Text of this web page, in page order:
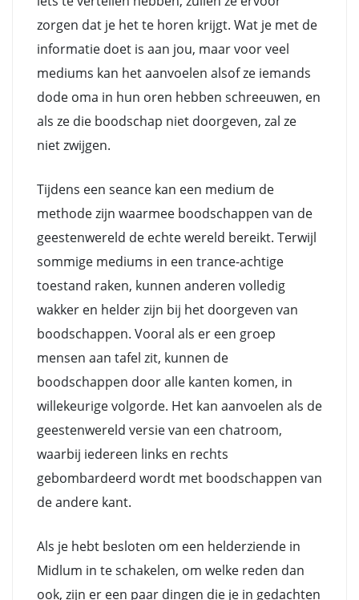
zorgen dat je het te horen krijgt. Wat je met de
informatie doet is aan jou, maar voor veel
mediums kan het aanvoelen alsof ze iemands
dode oma in hun oren hebben schreeuwen, en
als ze die boodschap niet doorgeven, zal ze
niet zwijgen.
Tijdens een seance kan een medium de
methode zijn waarmee boodschappen van de
geestenwereld de echte wereld bereikt. Terwijl
sommige mediums in een trance-achtige
toestand raken, kunnen anderen volledig
wakker en helder zijn bij het doorgeven van
boodschappen. Vooral als er een groep
mensen aan tafel zit, kunnen de
boodschappen door alle kanten komen, in
willekeurige volgorde. Het kan aanvoelen als de
geestenwereld versie van een chatroom,
waarbij iedereen links en rechts
gebombardeerd wordt met boodschappen van
de andere kant.
Als je hebt besloten om een helderziende in
Midlum in te schakelen, om welke reden dan
ook, zijn er een paar dingen die je in gedachten